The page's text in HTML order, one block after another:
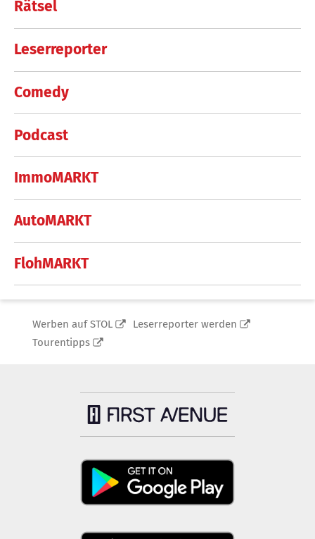
Rätsel
Leserreporter
Comedy
Podcast
ImmoMARKT
AutoMARKT
FlohMARKT
Werben auf STOL
Leserreporter werden
Tourentipps